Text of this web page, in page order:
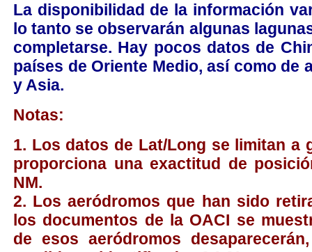
La disponibilidad de la información
lo tanto se observarán algunas
completarse. Hay pocos datos de
países de Oriente Medio, así como de
y Asia.
Notas:
1. Los datos de Lat/Long se limitan a
proporciona una exactitud de
NM.
2. Los aeródromos que han sido
los documentos de la OACI se
de esos aeródromos